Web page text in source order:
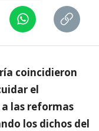
coincidieron
el
las reformas
los dichos del